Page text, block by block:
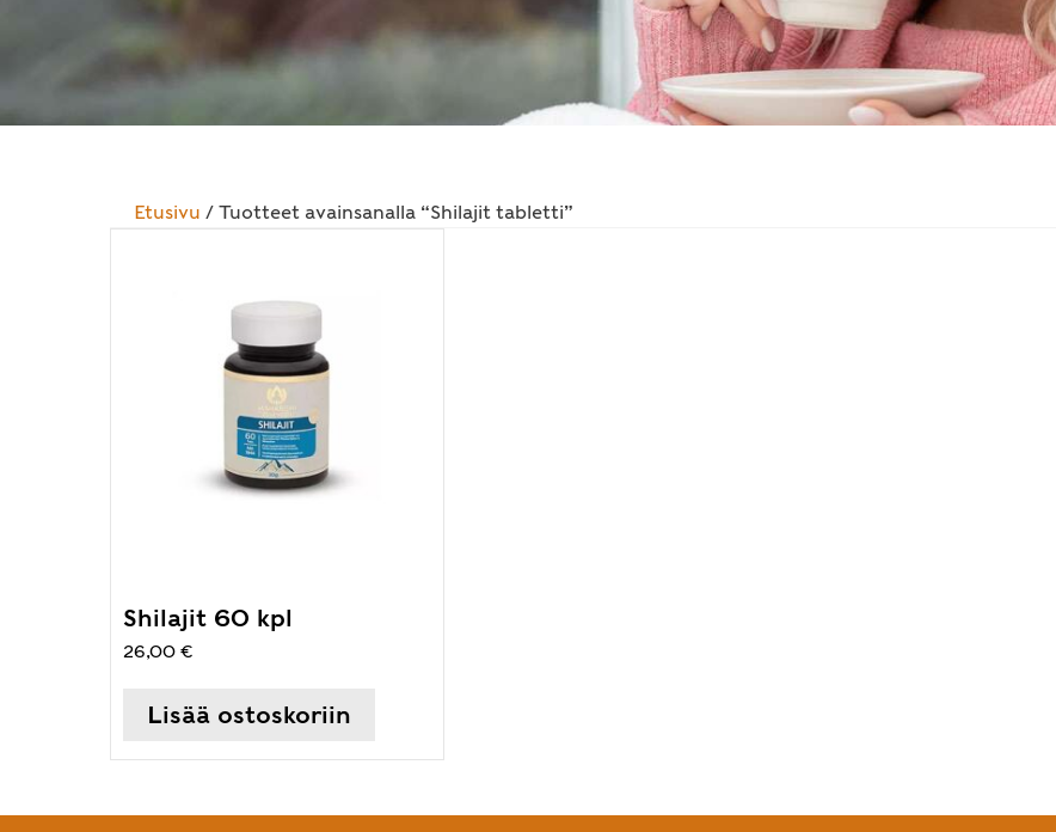
Etusivu / Tuotteet avainsanalla “Shilajit tabletti”
Shilajit 60 kpl
26,00 €
Lisää ostoskoriin